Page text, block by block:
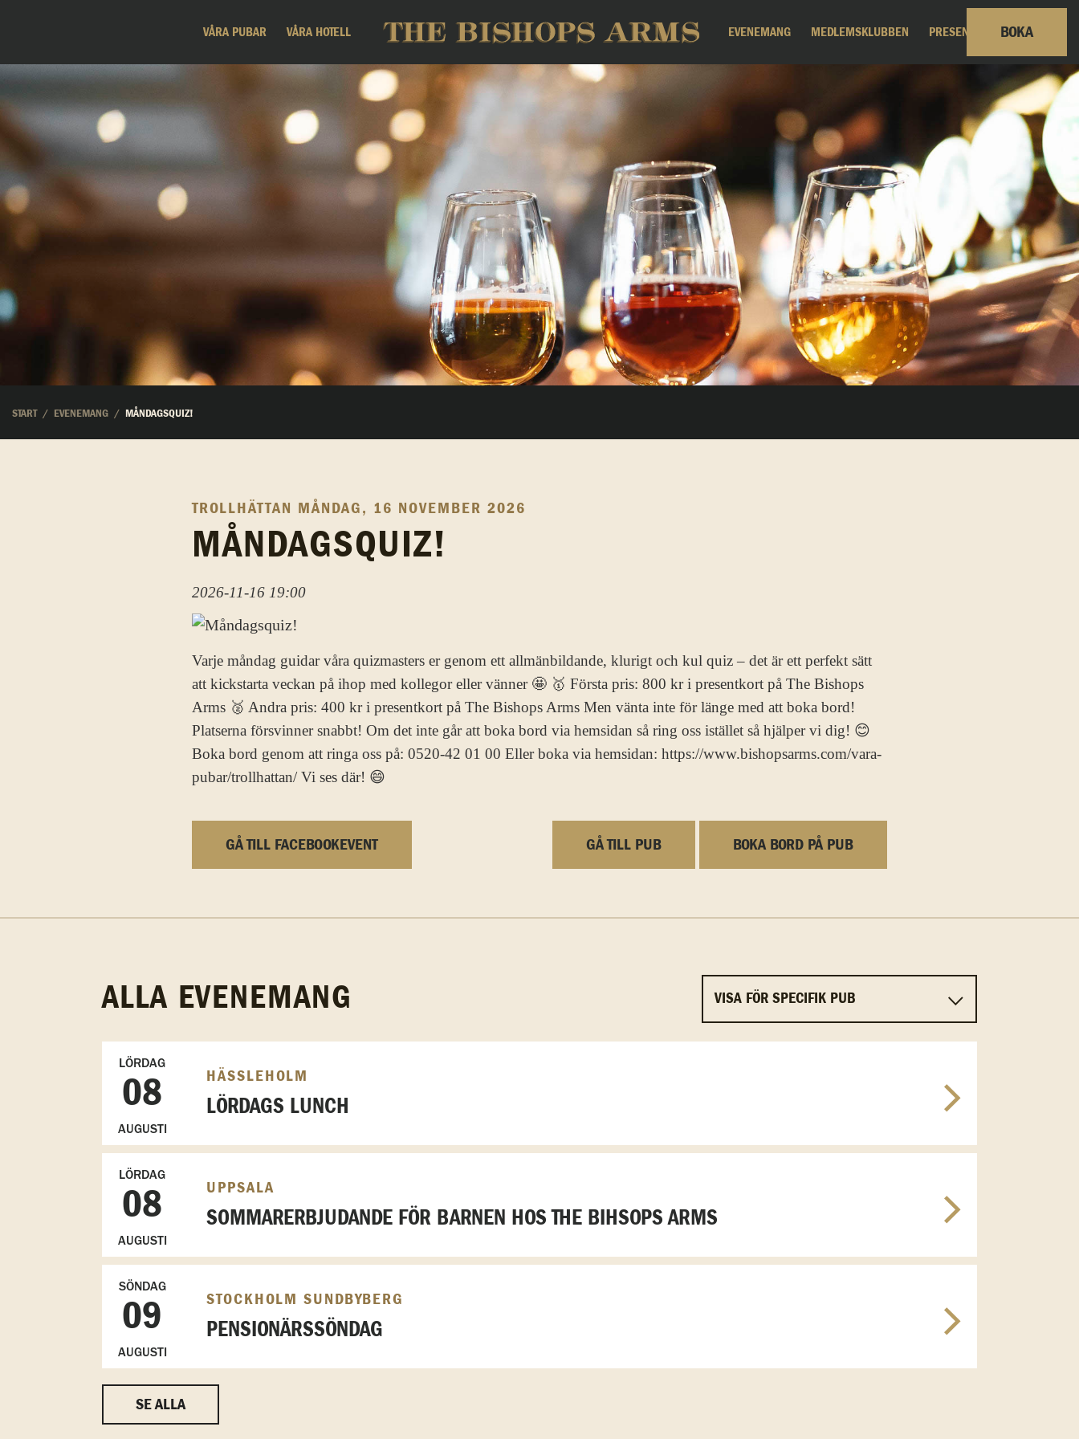
VÅRA PUBAR VÅRA HOTELL EVENEMANG MEDLEMSKLUBBEN PRESENTKORT BOKA
START EVENEMANG MÅNDAGSQUIZ!
TROLLHÄTTAN MÅNDAG, 16 NOVEMBER 2026
MÅNDAGSQUIZ!
2026-11-16 19:00
Varje måndag guidar våra quizmasters er genom ett allmänbildande, klurigt och kul quiz – det är ett perfekt sätt
att kickstarta veckan på ihop med kollegor eller vänner 🤩 🥇 Första pris: 800 kr i presentkort på The Bishops
Arms 🥈 Andra pris: 400 kr i presentkort på The Bishops Arms Men vänta inte för länge med att boka bord!
Platserna försvinner snabbt! Om det inte går att boka bord via hemsidan så ring oss istället så hjälper vi dig! 😊
Boka bord genom att ringa oss på: 0520-42 01 00 Eller boka via hemsidan: https://www.bishopsarms.com/vara-
pubar/trollhattan/ Vi ses där! 😄
GÅ TILL FACEBOOKEVENT GÅ TILL PUB BOKA BORD PÅ PUB
ALLA EVENEMANG
LÖRDAG
08
AUGUSTI
HÄSSLEHOLM
LÖRDAGS LUNCH
LÖRDAG
08
AUGUSTI
UPPSALA
SOMMARERBJUDANDE FÖR BARNEN HOS THE BIHSOPS ARMS
SÖNDAG
09
AUGUSTI
STOCKHOLM SUNDBYBERG
PENSIONÄRSSÖNDAG
SE ALLA